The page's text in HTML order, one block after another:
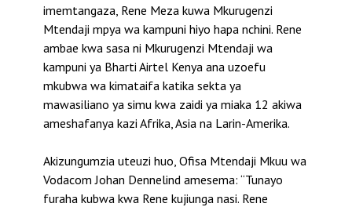
imemtangaza, Rene Meza kuwa Mkurugenzi
Mtendaji mpya wa kampuni hiyo hapa nchini. Rene
ambae kwa sasa ni Mkurugenzi Mtendaji wa
kampuni ya Bharti Airtel Kenya ana uzoefu
mkubwa wa kimataifa katika sekta ya
mawasiliano ya simu kwa zaidi ya miaka 12 akiwa
ameshafanya kazi Afrika, Asia na Larin-Amerika.
Akizungumzia uteuzi huo, Ofisa Mtendaji Mkuu wa
Vodacom Johan Dennelind amesema: “Tunayo
furaha kubwa kwa Rene kujiunga nasi. Rene